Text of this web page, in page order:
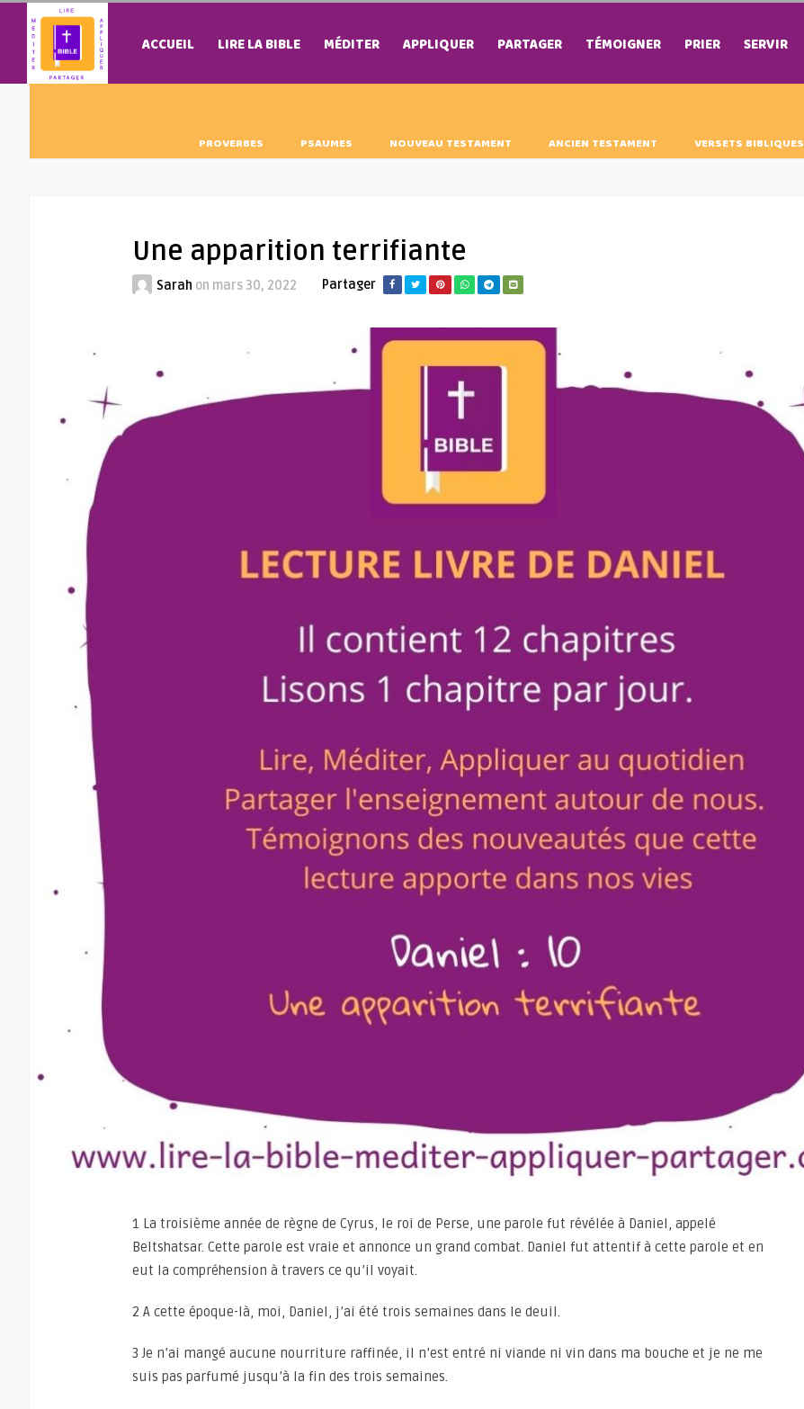
ACCUEIL LIRE LA BIBLE MÉDITER APPLIQUER PARTAGER TÉMOIGNER PRIER SERVIR
PROVERBES PSAUMES NOUVEAU TESTAMENT ANCIEN TESTAMENT VERSETS BIBLIQUES
Une apparition terrifiante
Sarah on mars 30, 2022 Partager
1 La troisième année de règne de Cyrus, le roi de Perse, une parole fut révélée à Daniel, appelé
Beltshatsar. Cette parole est vraie et annonce un grand combat. Daniel fut attentif à cette parole et en
eut la compréhension à travers ce qu’il voyait.
2 A cette époque-là, moi, Daniel, j’ai été trois semaines dans le deuil.
3 Je n’ai mangé aucune nourriture raffinée, il n’est entré ni viande ni vin dans ma bouche et je ne me
suis pas parfumé jusqu’à la fin des trois semaines.